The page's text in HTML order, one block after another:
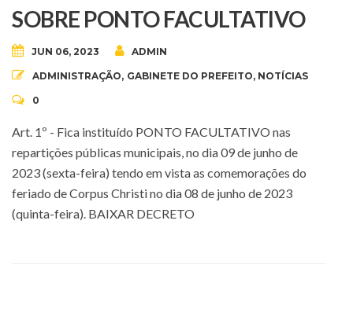
SOBRE PONTO FACULTATIVO
JUN 06, 2023 ADMIN
ADMINISTRAÇÃO, GABINETE DO PREFEITO, NOTÍCIAS
0
Art. 1º - Fica instituído PONTO FACULTATIVO nas
repartições públicas municipais, no dia 09 de junho de
2023 (sexta-feira) tendo em vista as comemorações do
feriado de Corpus Christi no dia 08 de junho de 2023
(quinta-feira). BAIXAR DECRETO